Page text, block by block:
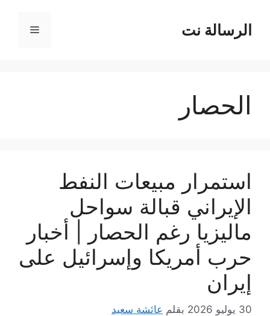
المحتوىالرسالة نت القائمة
الحصار
استمرار مبيعات النفط
الإيراني قبالة سواحل
ماليزيا رغم الحصار | أخبار
حرب أمريكا وإسرائيل على
إيران
30 يوليو 2026 بقلم عائشة سعيد